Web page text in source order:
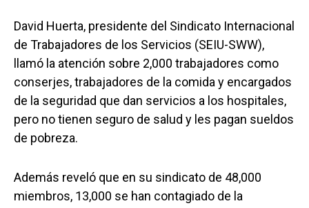
David Huerta, presidente del Sindicato Internacional
de Trabajadores de los Servicios (SEIU-SWW),
llamó la atención sobre 2,000 trabajadores como
conserjes, trabajadores de la comida y encargados
de la seguridad que dan servicios a los hospitales,
pero no tienen seguro de salud y les pagan sueldos
de pobreza.
Además reveló que en su sindicato de 48,000
miembros, 13,000 se han contagiado de la